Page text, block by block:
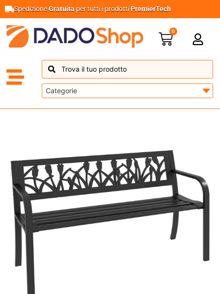
SpedizioneGratuita per tutti i prodottiPremierTech
0